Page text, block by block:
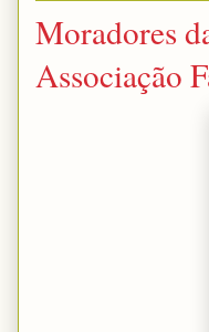
Moradores
Associação